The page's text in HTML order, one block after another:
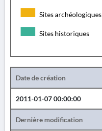
Sites archéologiques
Sites historiques
Date de création
2011-01-07 00:00:00
Dernière modification